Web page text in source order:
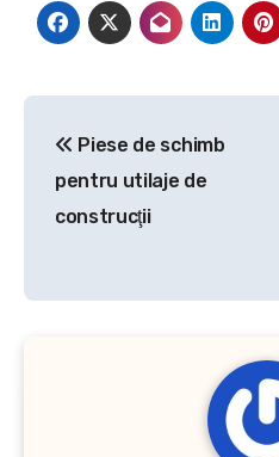
articole
Piese de schimb
pentru utilaje de
construcţii